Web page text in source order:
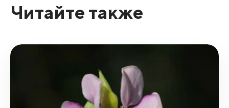
Читайте также